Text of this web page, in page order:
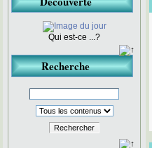
Qui est-ce ...?
Recherche
Rechercher